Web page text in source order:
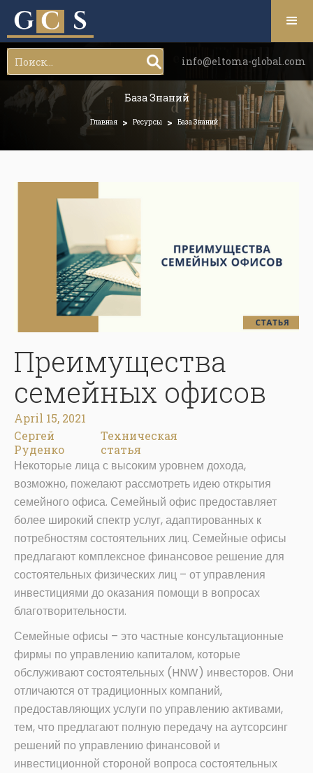
info@eltoma-global.com
База Знаний
Главная > Ресурсы > База Знаний
Преимущества
семейных офисов
April 15, 2021
Сергей
Руденко
Техническая
статья
Некоторые лица с высоким уровнем дохода,
возможно, пожелают рассмотреть идею открытия
семейного офиса. Семейный офис предоставляет
более широкий спектр услуг, адаптированных к
потребностям состоятельних лиц. Семейные офисы
предлагают комплексное финансовое решение для
состоятельных физических лиц – от управления
инвестициями до оказания помощи в вопросах
благотворительности.
Семейные офисы – это частные консультационные
фирмы по управлению капиталом, которые
обслуживают состоятельных (HNW) инвесторов. Они
отличаются от традиционных компаний,
предоставляющих услуги по управлению активами,
тем, что предлагают полную передачу на аутсорсинг
решений по управлению финансовой и
инвестиционной стороной вопроса состоятельных